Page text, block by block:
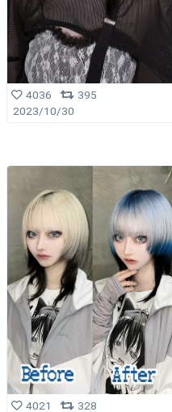
4036
395
2023/10/30
4021
328